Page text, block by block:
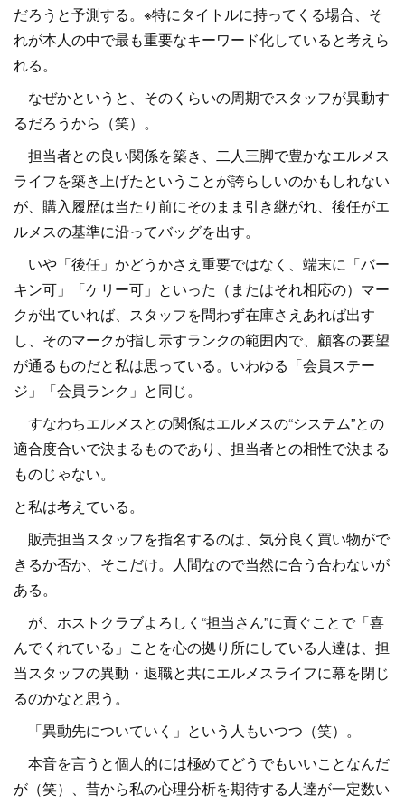
だろうと予測する。※特にタイトルに持ってくる場合、そ
れが本人の中で最も重要なキーワード化していると考えら
れる。
なぜかというと、そのくらいの周期でスタッフが異動す
るだろうから（笑）。
担当者との良い関係を築き、二人三脚で豊かなエルメス
ライフを築き上げたということが誇らしいのかもしれない
が、購入履歴は当たり前にそのまま引き継がれ、後任がエ
ルメスの基準に沿ってバッグを出す。
いや「後任」かどうかさえ重要ではなく、端末に「バー
キン可」「ケリー可」といった（またはそれ相応の）マー
クが出ていれば、スタッフを問わず在庫さえあれば出す
し、そのマークが指し示すランクの範囲内で、顧客の要望
が通るものだと私は思っている。いわゆる「会員ステー
ジ」「会員ランク」と同じ。
すなわちエルメスとの関係はエルメスの“システム”との
適合度合いで決まるものであり、担当者との相性で決まる
ものじゃない。
と私は考えている。
販売担当スタッフを指名するのは、気分良く買い物がで
きるか否か、そこだけ。人間なので当然に合う合わないが
ある。
が、ホストクラブよろしく“担当さん”に貢ぐことで「喜
んでくれている」ことを心の拠り所にしている人達は、担
当スタッフの異動・退職と共にエルメスライフに幕を閉じ
るのかなと思う。
「異動先についていく」という人もいつつ（笑）。
本音を言うと個人的には極めてどうでもいいことなんだ
が（笑）、昔から私の心理分析を期待する人達が一定数い